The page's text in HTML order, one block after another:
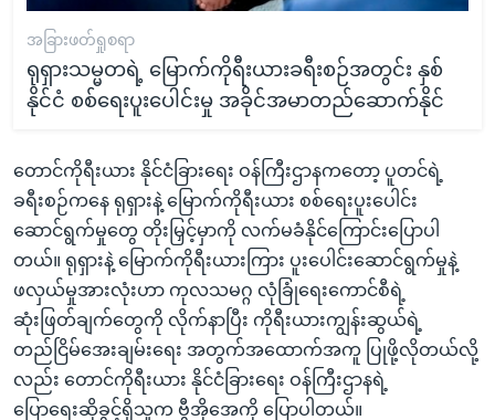
အခြားဖတ်ရှုစရာ
ရုရှားသမ္မတရဲ့ မြောက်ကိုရီးယားခရီးစဉ်အတွင်း နှစ်
နိုင်ငံ စစ်ရေးပူးပေါင်းမှု အခိုင်အမာတည်ဆောက်နိုင်
တောင်ကိုရီးယား နိုင်ငံခြားရေး ဝန်ကြီးဌာနကတော့ ပူတင်ရဲ့
ခရီးစဉ်ကနေ ရုရှားနဲ့ မြောက်ကိုရီးယား စစ်ရေးပူးပေါင်း
ဆောင်ရွက်မှုတွေ တိုးမြှင့်မှာကို လက်မခံနိုင်ကြောင်းပြောပါ
တယ်။ ရုရှားနဲ့ မြောက်ကိုရီးယားကြား ပူးပေါင်းဆောင်ရွက်မှုနဲ့
ဖလှယ်မှုအားလုံးဟာ ကုလသမဂ္ဂ လုံခြုံရေးကောင်စီရဲ့
ဆုံးဖြတ်ချက်တွေကို လိုက်နာပြီး ကိုရီးယားကျွန်းဆွယ်ရဲ့
တည်ငြိမ်အေးချမ်းရေး အတွက်အထောက်အကူ ပြုဖို့လိုတယ်လို့
လည်း တောင်ကိုရီးယား နိုင်ငံခြားရေး ဝန်ကြီးဌာနရဲ့
ပြောရေးဆိုခွင့်ရှိသူက ဗွီအိုအေကို ပြောပါတယ်။